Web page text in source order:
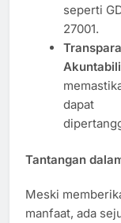
seperti
27001.
dapat
Tantangan
Meski
manfaat, ada